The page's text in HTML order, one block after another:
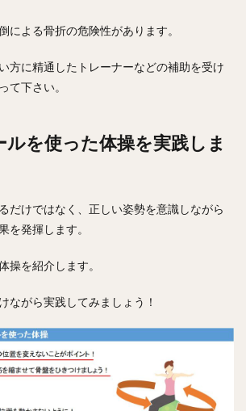
による骨折の危険性があります。
方に精通したトレーナーなどの補助を受け
て下さい。
を使った体操を実践しま
だけではなく、正しい姿勢を意識しながら
を発揮します。
操を紹介します。
ながら実践してみましょう！